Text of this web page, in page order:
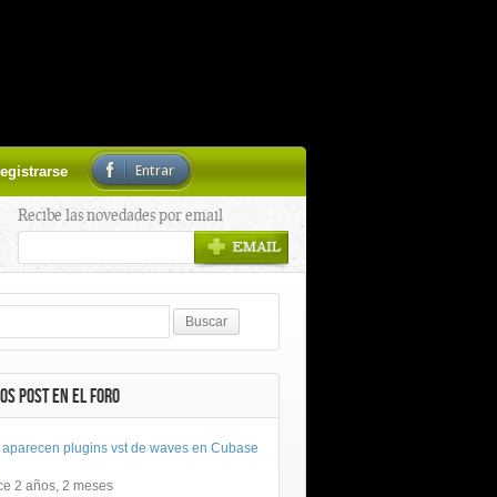
Entrar
Recibe las novedades por email
POST EN EL FORO
aparecen plugins vst de waves en Cubase
2 años, 2 meses